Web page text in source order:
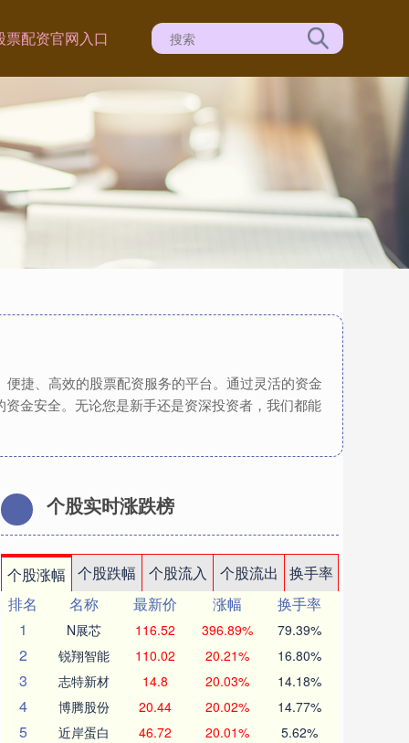
票配资官网入口
捷、高效的股票配资服务的平台。通过灵活的资金
金安全。无论您是新手还是资深投资者，我们都能
个股实时涨跌榜
个股涨幅 个股跌幅 个股流入 个股流出
换手率
排名
名称 最新价 涨幅
换手率
1
N展芯 116.52 396.89% 79.39%
2 锐翔智能 110.02 20.21% 16.80%
3 志特新材 14.8 20.03% 14.18%
4 博腾股份 20.44 20.02% 14.77%
5 近岸蛋白 46.72 20.01% 5.62%